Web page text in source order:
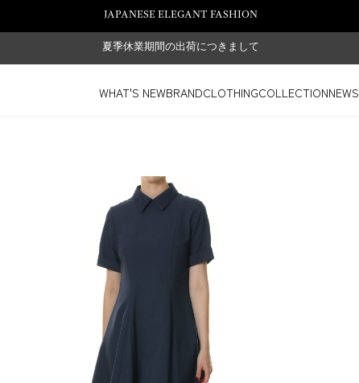
JAPANESE ELEGANT FASHION
夏季休業期間の出荷につきまして
WHAT'S NEWBRANDCLOTHINGCOLLECTIONNEWS